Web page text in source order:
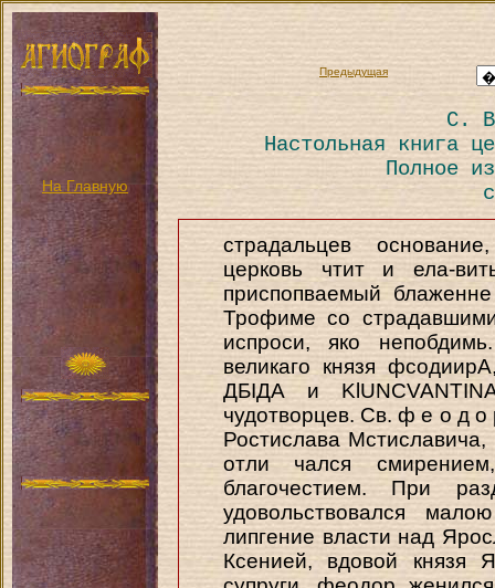
На Главную
Предыдущая
С.
Настольная книга
Полное
страдальцев
церковь чтит и ела-
приспопваемый
Трофиме со
испроси, яко
великаго князя
ДБІДА и
чудотворцев. Св. ф е о д
Ростислава
отли чался
благочестием. При
удовольствовался
липгение власти над
Ксенией, вдовой князя